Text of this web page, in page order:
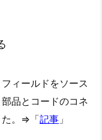
ィールドをソース
品とコードのコネ
た。⇒「記事 」